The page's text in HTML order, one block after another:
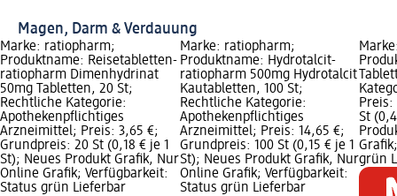
Magen, Darm & Verdauung
Marke: ratiopharm;
Produktname: Reisetabletten-
ratiopharm Dimenhydrinat
50mg Tabletten, 20 St;
Rechtliche Kategorie:
Apothekenpflichtiges
Arzneimittel; Preis: 3,65 €;
Grundpreis: 20 St (0,18 € je 1
St); Neues Produkt Grafik, Nur
Online Grafik; Verfügbarkeit:
Status grün Lieferbar
Marke: ratiopharm;
Produktname: Hydrotalcit-
ratiopharm 500mg Hydrotalcit
Kautabletten, 100 St;
Rechtliche Kategorie:
Apothekenpflichtiges
Arzneimittel; Preis: 14,65 €;
Grundpreis: 100 St (0,15 € je 1
St); Neues Produkt Grafik, Nur
Online Grafik; Verfügbarkeit:
Status grün Lieferbar
St
grün